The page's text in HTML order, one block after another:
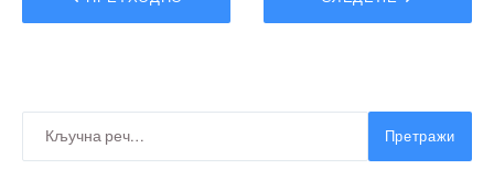
Претражи